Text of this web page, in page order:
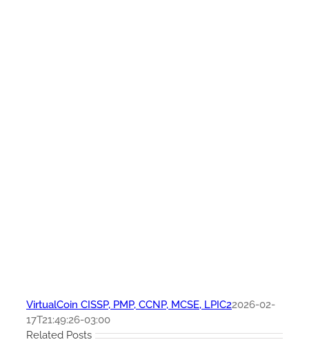
VirtualCoin CISSP, PMP, CCNP, MCSE, LPIC22026-02-
17T21:49:26-03:00
Related Posts